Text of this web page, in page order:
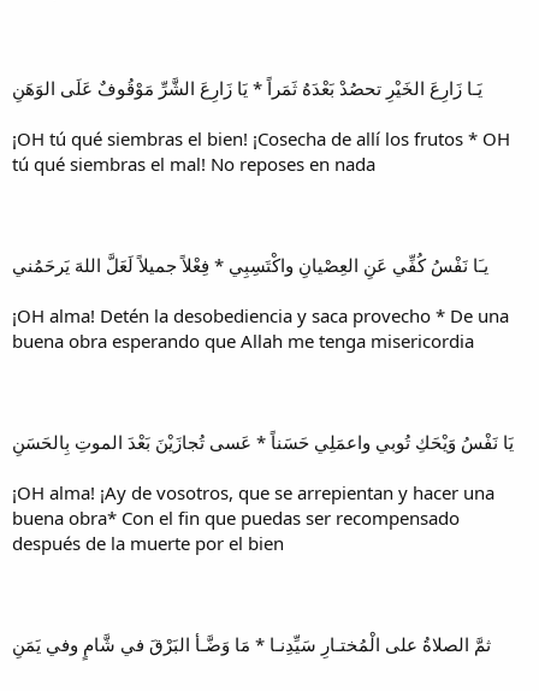
يَـا زَارِعَ الخَيْرِ تحصُدْ بَعْدَهُ ثَمَراً * يَا زَارِعَ الشَّرِّ مَوْقُوفٌ عَلَى الوَهَنِ
¡OH tú qué siembras el bien! ¡Cosecha de allí los frutos * OH
tú qué siembras el mal! No reposes en nada
يـَا نَفْسُ كُفِّي عَنِ العِصْيانِ واكْتَسِبِي * فِعْلاً جميلاً لَعَلَّ اللهَ يَرحَمُني
¡OH alma! Detén la desobediencia y saca provecho * De una
buena obra esperando que Allah me tenga misericordia
يَا نَفْسُ وَيْحَكِ تُوبي واعمَلِي حَسَناً * عَسى تُجازَيْنَ بَعْدَ الموتِ بِالحَسَنِ
¡OH alma! ¡Ay de vosotros, que se arrepientan y hacer una
buena obra* Con el fin que puedas ser recompensado
después de la muerte por el bien
ثمَّ الصلاةُ على الْمُختـارِ سَيِّدِنـا * مَا وَضَّـأ البَرْقَ في شَّامٍ وفي يَمَنِ